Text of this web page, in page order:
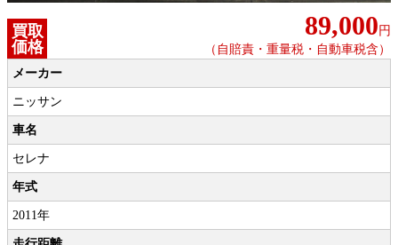
買取
価格
89,000 円
（自賠責・重量税・自動車税含）
メーカー
ニッサン
車名
セレナ
年式
2011年